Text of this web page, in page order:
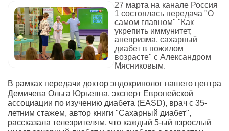
27 марта на канале Россия
1 состоялась передача "О
самом главном" "Как
укрепить иммунитет,
аневризма, сахарный
диабет в пожилом
возрасте" с Александром
Мясниковым.
В рамках передачи доктор эндокринолог нашего центра
Демичева Ольга Юрьевна, эксперт Европейской
ассоциации по изучению диабета (EASD), врач с 35-
летним стажем, автор книги "Сахарный диабет",
рассказала телезрителям, что каждый 5-ый взрослый